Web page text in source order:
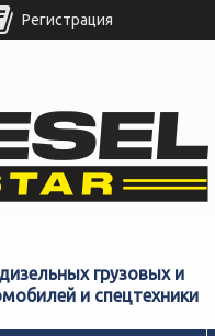
грузовых и
и спецтехники
Регистрация